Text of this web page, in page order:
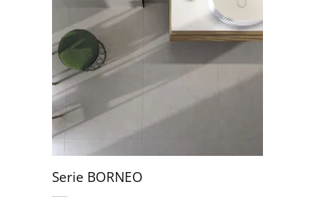
Serie BORNEO